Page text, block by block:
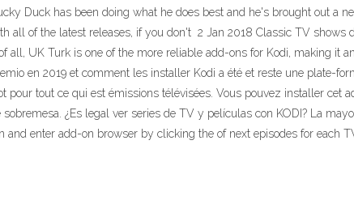
Duck has been doing what he does best and he's brought out a
all of the latest releases, if you don't 2 Jan 2018 Classic TV shows
all, UK Turk is one of the more reliable add-ons for Kodi, making it
en 2019 et comment les installer Kodi a été et reste une plate-
tout ce qui est émissions télévisées. Vous pouvez installer cet
¿Es legal ver series de TV y películas con KODI? La
enter add-on browser by clicking the of next episodes for each